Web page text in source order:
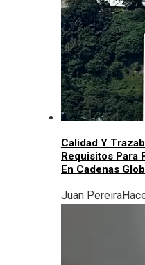
Calidad Y
Requisitos Para
En Cadenas
Juan Pereira